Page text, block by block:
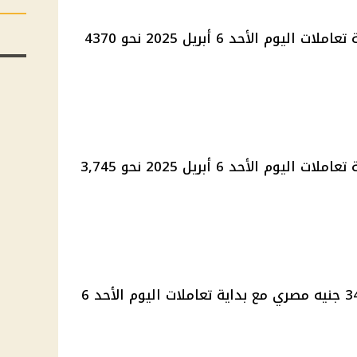
سجل سعر الذهب عيار 21 في بداية تعاملات اليوم الأحد 6 أبريل 2025 نحو 4370
سجل سعر الذهب عيار 18 في بداية تعاملات اليوم الأحد 6 أبريل 2025 نحو 3,745
وصل سعر الجنيه الذهب إلى 34,960 جنيه مصري مع بداية تعاملات اليوم الأحد 6